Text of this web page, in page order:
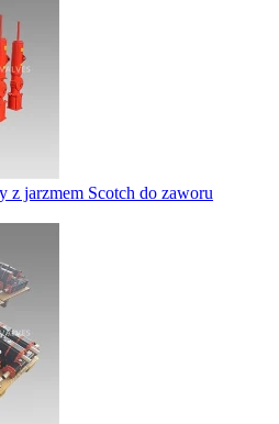
z jarzmem Scotch do zaworu